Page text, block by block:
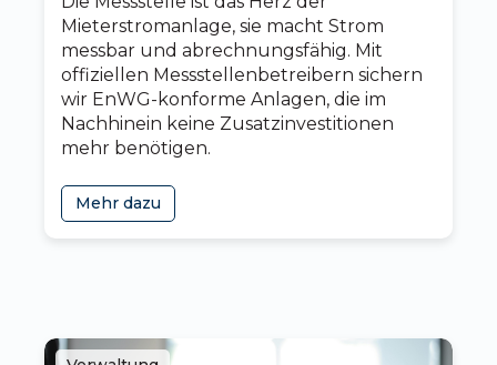
Mieterstromanlage, sie macht Strom
messbar und abrechnungsfähig. Mit
offiziellen Messstellenbetreibern sichern
wir EnWG-konforme Anlagen, die im
Nachhinein keine Zusatzinvestitionen
mehr benötigen.
Mehr dazu